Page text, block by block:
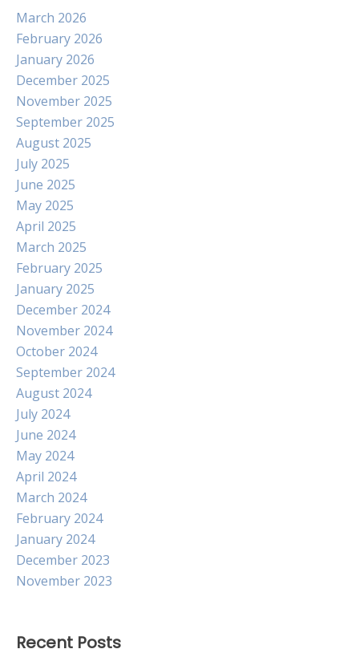
March 2026
February 2026
January 2026
December 2025
November 2025
September 2025
August 2025
July 2025
June 2025
May 2025
April 2025
March 2025
February 2025
January 2025
December 2024
November 2024
October 2024
September 2024
August 2024
July 2024
June 2024
May 2024
April 2024
March 2024
February 2024
January 2024
December 2023
November 2023
Recent Posts